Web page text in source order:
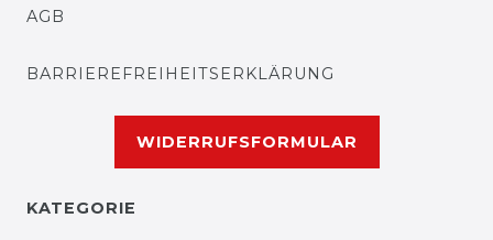
AGB
BARRIEREFREIHEITSERKLÄRUNG
WIDERRUFSFORMULAR
KATEGORIE